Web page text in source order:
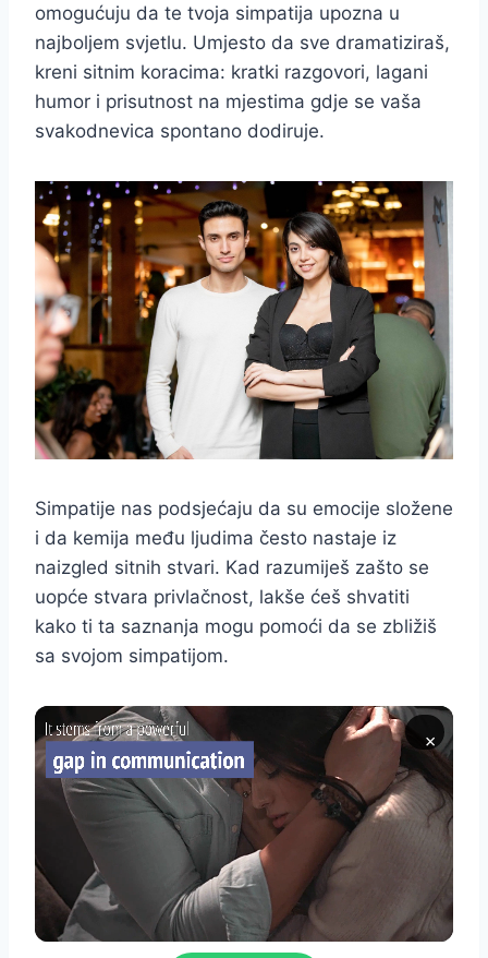
omogućuju da te tvoja simpatija upozna u
najboljem svjetlu. Umjesto da sve dramatiziraš,
kreni sitnim koracima: kratki razgovori, lagani
humor i prisutnost na mjestima gdje se vaša
svakodnevica spontano dodiruje.
Simpatije nas podsjećaju da su emocije složene
i da kemija među ljudima često nastaje iz
naizgled sitnih stvari. Kad razumiješ zašto se
uopće stvara privlačnost, lakše ćeš shvatiti
kako ti ta saznanja mogu pomoći da se zbližiš
sa svojom simpatijom.
×